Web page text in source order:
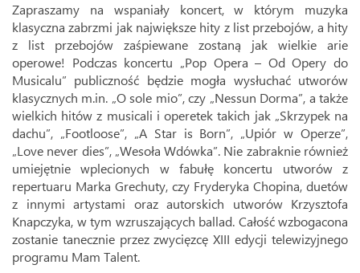
Zapraszamy na wspaniały koncert, w którym muzyka
klasyczna zabrzmi jak największe hity z list przebojów, a hity
z list przebojów zaśpiewane zostaną jak wielkie arie
operowe! Podczas koncertu „Pop Opera – Od Opery do
Musicalu” publiczność będzie mogła wysłuchać utworów
klasycznych m.in. „O sole mio”, czy „Nessun Dorma”, a także
wielkich hitów z musicali i operetek takich jak „Skrzypek na
dachu”, „Footloose”, „A Star is Born”, „Upiór w Operze”,
„Love never dies”, „Wesoła Wdówka”. Nie zabraknie również
umiejętnie wplecionych w fabułę koncertu utworów z
repertuaru Marka Grechuty, czy Fryderyka Chopina, duetów
z innymi artystami oraz autorskich utworów Krzysztofa
Knapczyka, w tym wzruszających ballad. Całość wzbogacona
zostanie tanecznie przez zwycięzcę XIII edycji telewizyjnego
programu Mam Talent.